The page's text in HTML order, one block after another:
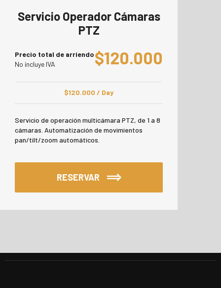
Servicio Operador Cámaras
PTZ
Precio total de arriendo
No incluye IVA
$120.000
$120.000 / Day
Servicio de operación multicámara PTZ, de 1 a 8
cámaras. Automatización de movimientos
pan/tilt/zoom automáticos.
RESERVAR